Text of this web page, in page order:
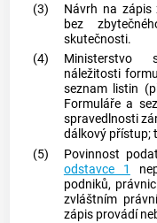
(3)
Návrh na zápis
bez
skutečnosti.
(4)
Ministerstvo
náležitosti
seznam listin
Formuláře a
spravedlnosti
dálkový přístup;
(5)
Povinnost
odstavce 1
podniků,
zvláštním
zápis provádí